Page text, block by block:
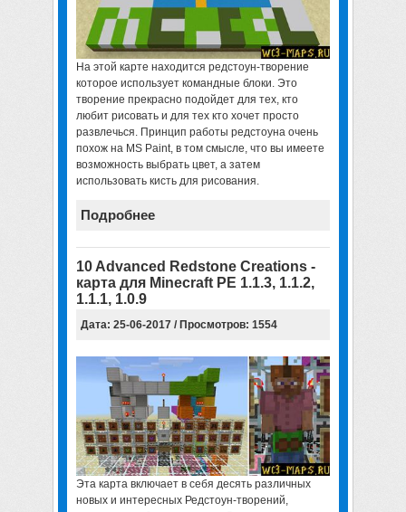
На этой карте находится редстоун-творение
которое использует командные блоки. Это
творение прекрасно подойдет для тех, кто
любит рисовать и для тех кто хочет просто
развлечься. Принцип работы редстоуна очень
похож на MS Paint, в том смысле, что вы имеете
возможность выбрать цвет, а затем
использовать кисть для рисования.
Подробнее
10 Advanced Redstone Creations -
карта для Minecraft PE 1.1.3, 1.1.2,
1.1.1, 1.0.9
Дата: 25-06-2017 / Просмотров: 1554
Эта карта включает в себя десять различных
новых и интересных Редстоун-творений,